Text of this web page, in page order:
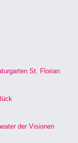
St. Florian
der Visionen